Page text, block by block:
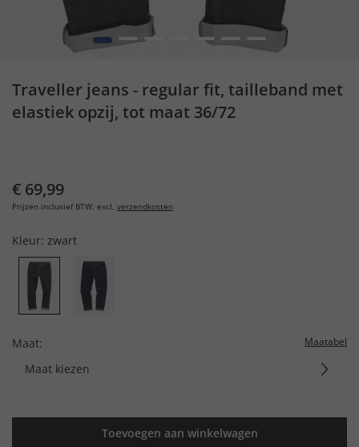
1 2 5 6 7
Traveller jeans - regular fit, tailleband met
elastiek opzij, tot maat 36/72
€ 69,99
Prijzen inclusief BTW, excl. verzendkosten
Kleur: zwart
Maat: Maatabel
Maat kiezen
Toevoegen aan winkelwagen